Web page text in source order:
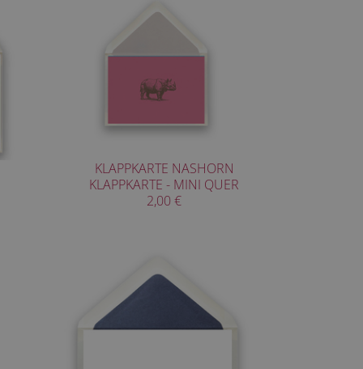
KLAPPKARTE NASHORN
KLAPPKARTE - MINI QUER
2,00 €